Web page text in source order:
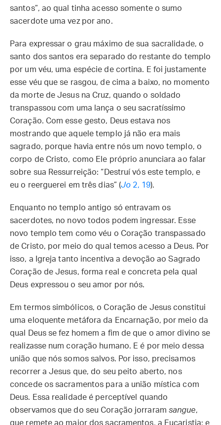
santos”, ao qual tinha acesso somente o sumo
sacerdote uma vez por ano.
Para expressar o grau máximo de sua sacralidade, o
santo dos santos era separado do restante do templo
por um véu, uma espécie de cortina. E foi justamente
esse véu que se rasgou, de cima a baixo, no momento
da morte de Jesus na Cruz, quando o soldado
transpassou com uma lança o seu sacratíssimo
Coração. Com esse gesto, Deus estava nos
mostrando que aquele templo já não era mais
sagrado, porque havia entre nós um novo templo, o
corpo de Cristo, como Ele próprio anunciara ao falar
sobre sua Ressurreição: “Destruí vós este templo, e
eu o reerguerei em três dias” (Jo 2, 19).
Enquanto no templo antigo só entravam os
sacerdotes, no novo todos podem ingressar. Esse
novo templo tem como véu o Coração transpassado
de Cristo, por meio do qual temos acesso a Deus. Por
isso, a Igreja tanto incentiva a devoção ao Sagrado
Coração de Jesus, forma real e concreta pela qual
Deus expressou o seu amor por nós.
Em termos simbólicos, o Coração de Jesus constitui
uma eloquente metáfora da Encarnação, por meio da
qual Deus se fez homem a fim de que o amor divino se
realizasse num coração humano. E é por meio dessa
união que nós somos salvos. Por isso, precisamos
recorrer a Jesus que, do seu peito aberto, nos
concede os sacramentos para a união mística com
Deus. Essa realidade é perceptível quando
observamos que do seu Coração jorraram sangue,
que remete ao maior dos sacramentos, a Eucaristia; e